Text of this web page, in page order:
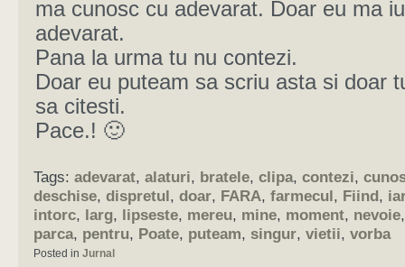
ma cunosc cu adevarat. Doar eu ma
adevarat.
Pana la urma tu nu contezi.
Doar eu puteam sa scriu asta si doar
sa citesti.
Pace.! 🙂
Tags: adevarat, alaturi, bratele, clipa, contezi,
deschise, dispretul, doar, FARA, farmecul, Fiind,
intorc, larg, lipseste, mereu, mine, moment, nevoie
parca, pentru, Poate, puteam, singur, vietii, vorba
Posted in Jurnal